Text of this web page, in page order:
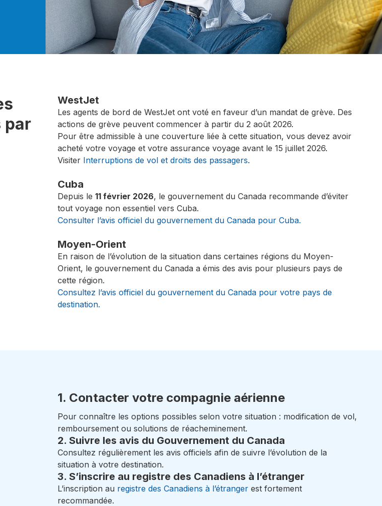
par
WestJet
Les agents de bord de WestJet ont voté en faveur d’un mandat de grève. Des
actions de grève peuvent commencer à partir du 2 août 2026.
Pour être admissible à une couverture liée à cette situation, vous devez avoir
acheté votre voyage et votre assurance voyage avant le 15 juillet 2026.
Visiter Interruptions de vol et droits des passagers.
Cuba
Depuis le 11 février 2026, le gouvernement du Canada recommande d’éviter
tout voyage non essentiel vers Cuba.
Consulter l’avis officiel du gouvernement du Canada pour Cuba.
Moyen-Orient
En raison de l’évolution de la situation dans certaines régions du Moyen-
Orient, le gouvernement du Canada a émis des avis pour plusieurs pays de
cette région.
Consultez l’avis officiel du gouvernement du Canada pour votre pays de
destination.
1. Contacter votre compagnie aérienne
Pour connaître les options possibles selon votre situation : modification de vol,
remboursement ou solutions de réacheminement.
2. Suivre les avis du Gouvernement du Canada
Consultez régulièrement les avis officiels afin de suivre l’évolution de la
situation à votre destination.
3. S’inscrire au registre des Canadiens à l’étranger
L’inscription au registre des Canadiens à l’étranger est fortement
recommandée.